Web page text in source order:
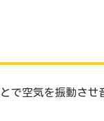
で空気を振動させ